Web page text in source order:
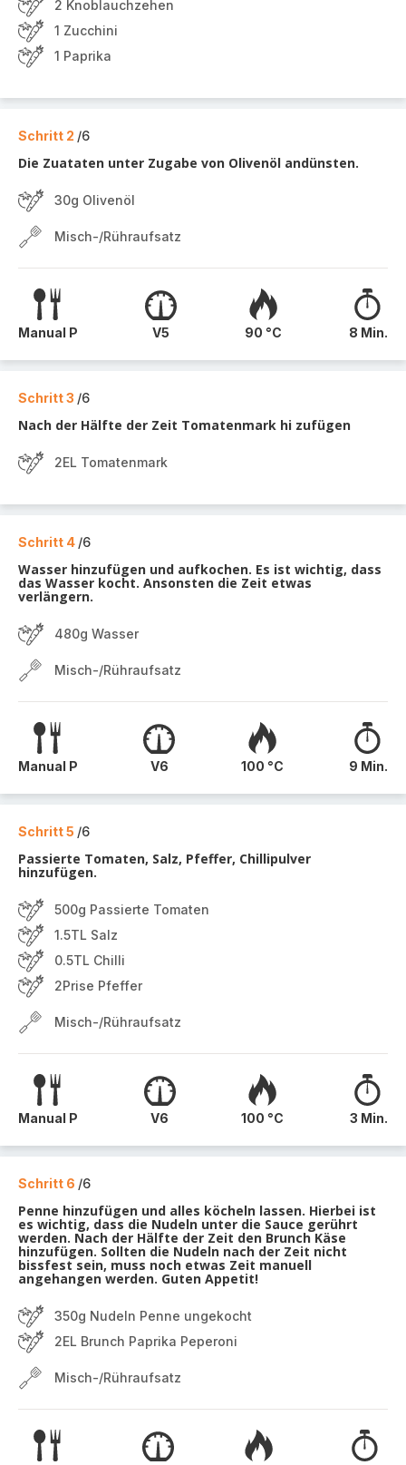
2 Knoblauchzehen
1 Zucchini
1 Paprika
Schritt 2 /6
Die Zuataten unter Zugabe von Olivenöl andünsten.
30g Olivenöl
Misch-/Rühraufsatz
Manual P V5 90 °C 8 Min.
Schritt 3 /6
Nach der Hälfte der Zeit Tomatenmark hi zufügen
2EL Tomatenmark
Schritt 4 /6
Wasser hinzufügen und aufkochen. Es ist wichtig, dass
das Wasser kocht. Ansonsten die Zeit etwas
verlängern.
480g Wasser
Misch-/Rühraufsatz
Manual P V6 100 °C 9 Min.
Schritt 5 /6
Passierte Tomaten, Salz, Pfeffer, Chillipulver
hinzufügen.
500g Passierte Tomaten
1.5TL Salz
0.5TL Chilli
2Prise Pfeffer
Misch-/Rühraufsatz
Manual P V6 100 °C 3 Min.
Schritt 6 /6
Penne hinzufügen und alles köcheln lassen. Hierbei ist
es wichtig, dass die Nudeln unter die Sauce gerührt
werden. Nach der Hälfte der Zeit den Brunch Käse
hinzufügen. Sollten die Nudeln nach der Zeit nicht
bissfest sein, muss noch etwas Zeit manuell
angehangen werden. Guten Appetit!
350g Nudeln Penne ungekocht
2EL Brunch Paprika Peperoni
Misch-/Rühraufsatz